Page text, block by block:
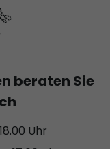
beraten Sie
Uhr